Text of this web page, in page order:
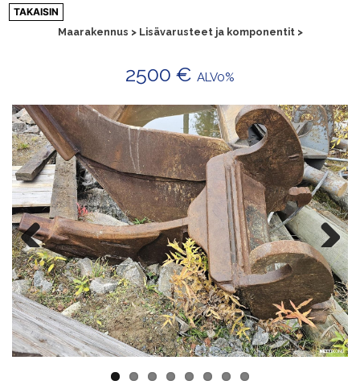
Siirry
sisältöön
TAKAISIN
Maarakennus > Lisävarusteet ja komponentit >
2500 € ALV0%
Previ
ous
Next